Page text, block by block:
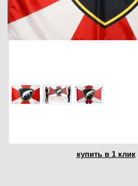
купить в 1 клик